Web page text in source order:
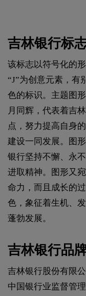
吉林银行标
该标志以符号化的
“J”为创意元素，有
色的标识。主题图
月同辉，代表着吉
点，努力提高自身
建设一同发展。图
银行坚持不懈、永
进取精神。图形又
命力，而且成长的
色，象征着生机、
蓬勃发展。
吉林银行品
吉林银行股份有限
中国银行业监督管